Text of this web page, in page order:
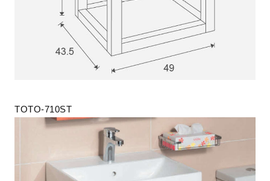
TOTO-710ST